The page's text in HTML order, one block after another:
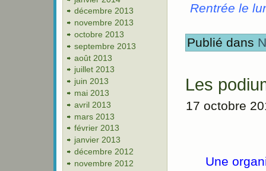
décembre 2013
novembre 2013
octobre 2013
septembre 2013
août 2013
juillet 2013
juin 2013
mai 2013
avril 2013
mars 2013
février 2013
janvier 2013
décembre 2012
novembre 2012
Rentrée le
Publié dans
Les
17 octobre
Une